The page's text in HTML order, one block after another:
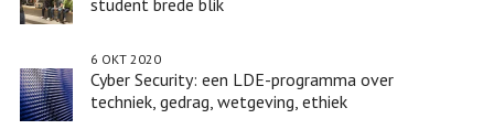
student brede blik
Cyber Security: een LDE-programma over
techniek, gedrag, wetgeving, ethiek
6 OKT 2020